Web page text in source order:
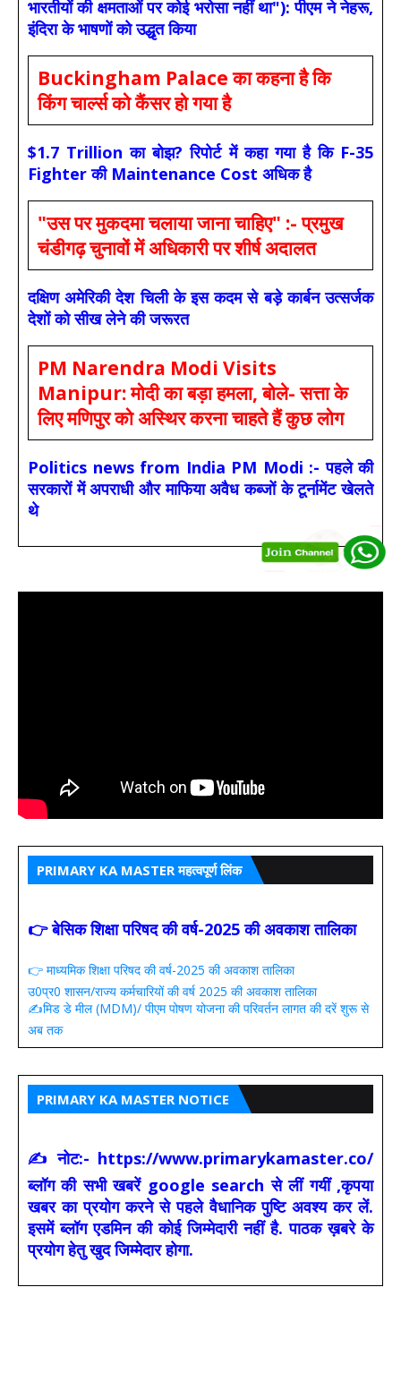
भारतीयों की क्षमताओं पर कोई भरोसा नहीं था"): पीएम ने नेहरू,
इंदिरा के भाषणों को उद्धृत किया
Buckingham Palace का कहना है कि
किंग चार्ल्स को कैंसर हो गया है
$1.7 Trillion का बोझ? रिपोर्ट में कहा गया है कि F-35
Fighter की Maintenance Cost अधिक है
"उस पर मुकदमा चलाया जाना चाहिए" :- प्रमुख
चंडीगढ़ चुनावों में अधिकारी पर शीर्ष अदालत
दक्षिण अमेरिकी देश चिली के इस कदम से बड़े कार्बन उत्सर्जक
देशों को सीख लेने की जरूरत
PM Narendra Modi Visits
Manipur: मोदी का बड़ा हमला, बोले- सत्ता के
लिए मणिपुर को अस्थिर करना चाहते हैं कुछ लोग
Politics news from India PM Modi :- पहले की
सरकारों में अपराधी और माफिया अवैध कब्जों के टूर्नामेंट खेलते
थे
PRIMARY KA MASTER महत्वपूर्ण लिंक
👉 बेसिक शिक्षा परिषद की वर्ष-2025 की अवकाश तालिका
👉 माध्यमिक शिक्षा परिषद की वर्ष-2025 की अवकाश तालिका
उ0प्र0 शासन/राज्य कर्मचारियों की वर्ष 2025 की अवकाश तालिका
✍️मिड डे मील (MDM)/ पीएम पोषण योजना की परिवर्तन लागत की दरें शुरू से
अब तक
PRIMARY KA MASTER NOTICE
✍ नोट:- https://www.primarykamaster.co/
ब्लॉग की सभी खबरें google search से लीं गयीं ,कृपया
खबर का प्रयोग करने से पहले वैधानिक पुष्टि अवश्य कर लें.
इसमें ब्लॉग एडमिन की कोई जिम्मेदारी नहीं है. पाठक ख़बरे के
प्रयोग हेतु खुद जिम्मेदार होगा.